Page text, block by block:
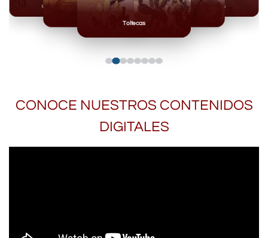
Toltecas
Mexicas
Olmecas
CONOCE NUESTROS CONTENIDOS
DIGITALES